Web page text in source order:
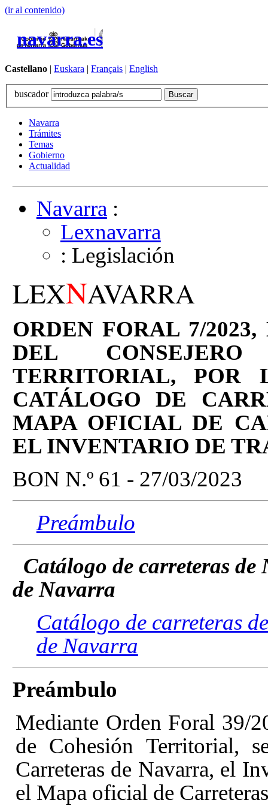
(ir al contenido)
navarra.es
Castellano | Euskara | Français | English
buscador
Navarra
Trámites
Temas
Gobierno
Actualidad
Navarra:
Lexnavarra
: Legislación
LEXNAVARRA
ORDEN FORAL 7/
DEL
TERRITORIAL, POR
CATÁLOGO DE
MAPA OFICIAL DE
EL INVENTARIO DE
BON N.º 61 - 27/03/2023
Preámbulo
Catálogo de carreteras
de Navarra
Catálogo de carreteras
de Navarra
Preámbulo
Mediante Orden Foral 39/
de Cohesión Territorial,
Carreteras de Navarra, el
el Mapa oficial de